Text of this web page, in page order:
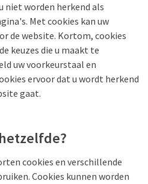
niet worden herkend als
Met cookies kan uw
de website. Kortom, cookies
keuzes die u maakt te
uw voorkeurstaal en
ervoor dat u wordt herkend
gaat.
cookies en verschillende
Cookies kunnen worden